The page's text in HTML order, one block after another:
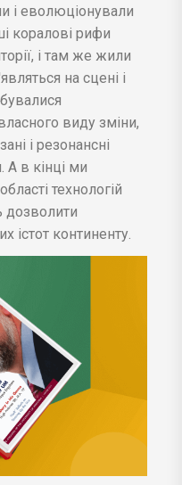
і еволюціонували
коралові рифи
і там же жили
на сцені і
виду зміни,
і резонансні
А в кінці ми
технологій
дозволити
істот континенту.